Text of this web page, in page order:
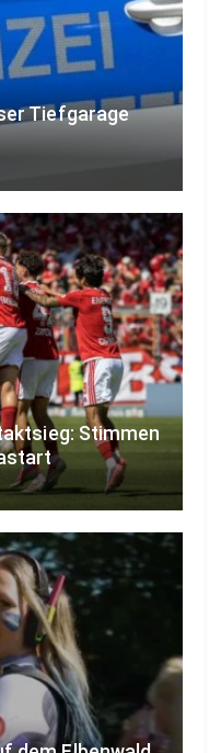
Tiefgarage
Stimmen